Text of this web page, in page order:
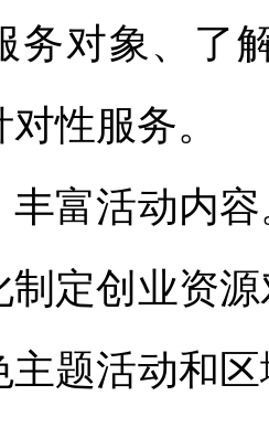
务对象、了
性服务。
丰富活动内
制定创业资
主题活动和